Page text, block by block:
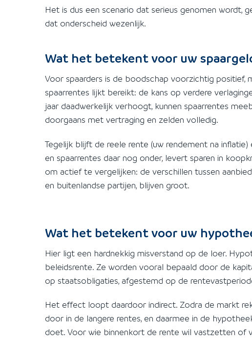
Het is dus een scenario dat serieus genomen wordt,
dat onderscheid wezenlijk.
Wat het betekent voor uw
Voor spaarders is de boodschap voorzichtig positief,
spaarrentes lijkt bereikt: de kans op verdere
jaar daadwerkelijk verhoogt, kunnen spaarrentes
doorgaans met vertraging en zelden volledig.
Tegelijk blijft de reele rente (uw rendement na
en spaarrentes daar nog onder, levert sparen in
om actief te vergelijken: de verschillen tussen
en buitenlandse partijen, blijven groot.
Wat het betekent voor uw
Hier ligt een hardnekkig misverstand op de loer.
beleidsrente. Ze worden vooral bepaald door de
op staatsobligaties, afgestemd op de
Het effect loopt daardoor indirect. Zodra de markt
door in de langere rentes, en daarmee in de
doet. Voor wie binnenkort de rente wil vastzetten of